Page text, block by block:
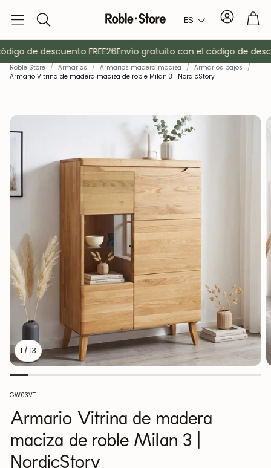
Buscar ES Cuenta
Aparadores
Armarios
Percheros Muebles
de descuento FREE26Envío gratuito con el código de
Roble Store / Armarios / Armarios madera maciza / Armarios bajos
/
Armario Vitrina de madera maciza de roble Milan 3 | NordicStory
1 / 13
SKU:
GW03VT
Armario Vitrina de madera
maciza de roble Milan 3 |
NordicStory